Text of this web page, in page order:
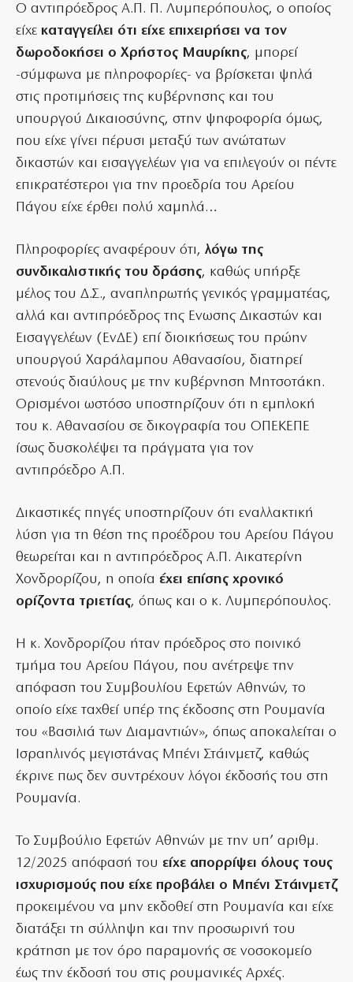
Ο αντιπρόεδρος Α.Π. Π. Λυμπερόπουλος, ο οποίος
είχε καταγγείλει ότι είχε επιχειρήσει να τον
δωροδοκήσει ο Χρήστος Μαυρίκης, μπορεί
-σύμφωνα με πληροφορίες- να βρίσκεται ψηλά
στις προτιμήσεις της κυβέρνησης και του
υπουργού Δικαιοσύνης, στην ψηφοφορία όμως,
που είχε γίνει πέρυσι μεταξύ των ανώτατων
δικαστών και εισαγγελέων για να επιλεγούν οι πέντε
επικρατέστεροι για την προεδρία του Αρείου
Πάγου είχε έρθει πολύ χαμηλά…
Πληροφορίες αναφέρουν ότι, λόγω της
συνδικαλιστικής του δράσης, καθώς υπήρξε
μέλος του Δ.Σ., αναπληρωτής γενικός γραμματέας,
αλλά και αντιπρόεδρος της Ενωσης Δικαστών και
Εισαγγελέων (ΕνΔΕ) επί διοικήσεως του πρώην
υπουργού Χαράλαμπου Αθανασίου, διατηρεί
στενούς διαύλους με την κυβέρνηση Μητσοτάκη.
Ορισμένοι ωστόσο υποστηρίζουν ότι η εμπλοκή
του κ. Αθανασίου σε δικογραφία του ΟΠΕΚΕΠΕ
ίσως δυσκολέψει τα πράγματα για τον
αντιπρόεδρο Α.Π.
Δικαστικές πηγές υποστηρίζουν ότι εναλλακτική
λύση για τη θέση της προέδρου του Αρείου Πάγου
θεωρείται και η αντιπρόεδρος Α.Π. Αικατερίνη
Χονδρορίζου, η οποία έχει επίσης χρονικό
ορίζοντα τριετίας, όπως και ο κ. Λυμπερόπουλος.
Η κ. Χονδρορίζου ήταν πρόεδρος στο ποινικό
τμήμα του Αρείου Πάγου, που ανέτρεψε την
απόφαση του Συμβουλίου Εφετών Αθηνών, το
οποίο είχε ταχθεί υπέρ της έκδοσης στη Ρουμανία
του «Βασιλιά των Διαμαντιών», όπως αποκαλείται ο
Ισραηλινός μεγιστάνας Μπένι Στάινμετζ, καθώς
έκρινε πως δεν συντρέχουν λόγοι έκδοσής του στη
Ρουμανία.
Το Συμβούλιο Εφετών Αθηνών με την υπ’ αριθμ.
12/2025 απόφασή του είχε απορρίψει όλους τους
ισχυρισμούς που είχε προβάλει ο Μπένι Στάινμετζ
προκειμένου να μην εκδοθεί στη Ρουμανία και είχε
διατάξει τη σύλληψη και την προσωρινή του
κράτηση με τον όρο παραμονής σε νοσοκομείο
έως την έκδοσή του στις ρουμανικές Αρχές.